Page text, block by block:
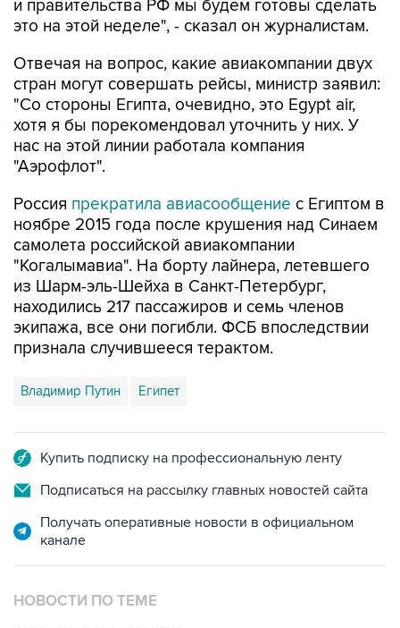
Отвечая на вопрос, какие авиакомпании двух
"Со стороны Египта, очевидно, это Egypt air,
хотя я бы порекомендовал уточнить у них. У
нас на этой линии работала компания
"Аэрофлот".
Россияпрекратила авиасообщение
самолета российской авиакомпании
"Когалымавиа". На борту лайнера, летевшего
из Шарм-эль-Шейха в Санкт-Петербург,
находились 217 пассажиров и семь членов
экипажа, все они погибли. ФСБ впоследствии
признала случившееся терактом.
Владимир Путин Египет
Подписаться на рассылку главных новостей сайта
Получать оперативные новости в официальном
канале
НОВОСТИ ПО ТЕМЕ
6 сентября 2017 года 06:44